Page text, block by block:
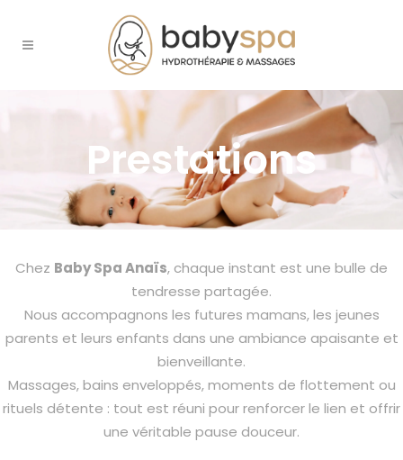
Prestations
Chez Baby Spa Anaïs, chaque instant est une bulle de
tendresse partagée.
Nous accompagnons les futures mamans, les jeunes
parents et leurs enfants dans une ambiance apaisante et
bienveillante.
Massages, bains enveloppés, moments de flottement ou
rituels détente : tout est réuni pour renforcer le lien et offrir
une véritable pause douceur.